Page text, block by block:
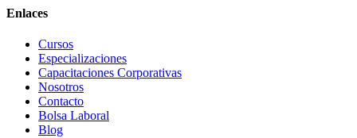
Enlaces
Cursos
Especializaciones
Capacitaciones Corporativas
Nosotros
Contacto
Bolsa Laboral
Blog